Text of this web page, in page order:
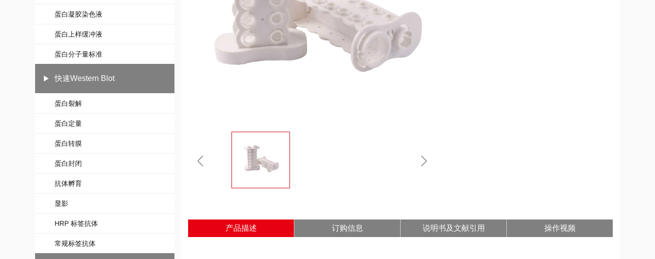
蛋白凝胶染色液
蛋白上样缓冲液
蛋白分子量标准
快速Western Blot
蛋白裂解
蛋白定量
蛋白转膜
蛋白封闭
抗体孵育
显影
HRP 标签抗体
常规标签抗体
产品描述 订购信息 说明书及文献引用 操作视频